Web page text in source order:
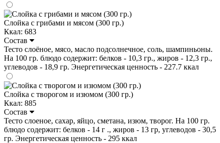
Слойка с грибами и мясом (300 гр.)
Ккал: 683
Состав
Тесто слоёное, мясо, масло подсолнечное, соль, шампиньоны.
На 100 гр. блюдо содержит: белков - 10,3 гр., жиров - 12,3 гр.,
углеводов - 18,9 гр. Энергетическая ценность - 227.7 ккал
Слойка с творогом и изюмом (300 гр.)
Ккал: 885
Состав
Тесто слоеное, сахар, яйцо, сметана, изюм, творог. На 100 гр.
блюдо содержит: белков - 14 г ., жиров - 13 гр, углеводов - 30,5
гр. Энергетическая ценность - 295 ккал